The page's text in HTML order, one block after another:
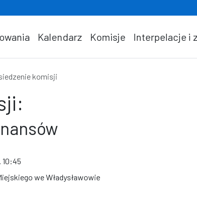
Kalendarz Komisje Interpelacje i
komisji
10:45
we Władysławowie